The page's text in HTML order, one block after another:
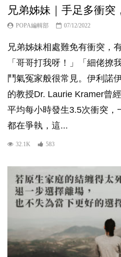
兄弟姊妹｜手足多衝突
POPA編輯部 07/12/2022
兄弟姊妹相處難免有衝突，
「哥哥打我呀！」「細佬撩
鬥氣冤家般很常見。伊利諾
的教授Dr. Laurie Kramer曾
平均每小時發生3.5次衝突，
都在爭執，這...
32.1K 583